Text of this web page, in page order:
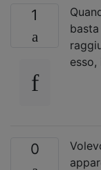
1
0